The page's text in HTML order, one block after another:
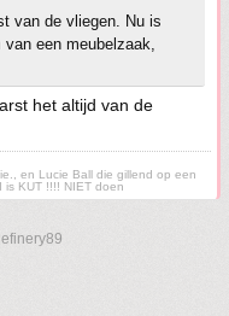
van de vliegen. Nu is
een meubelzaak,
het altijd van de
en Lucie Ball die gillend op een
KUT !!!! NIET doen